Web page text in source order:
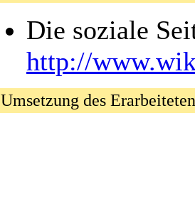
Die soziale
http://
Umsetzung des